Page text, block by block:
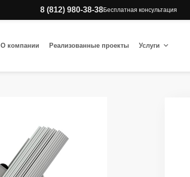
8 (812) 980-38-38Бесплатная консультация
О компании Реализованные проекты Услуги